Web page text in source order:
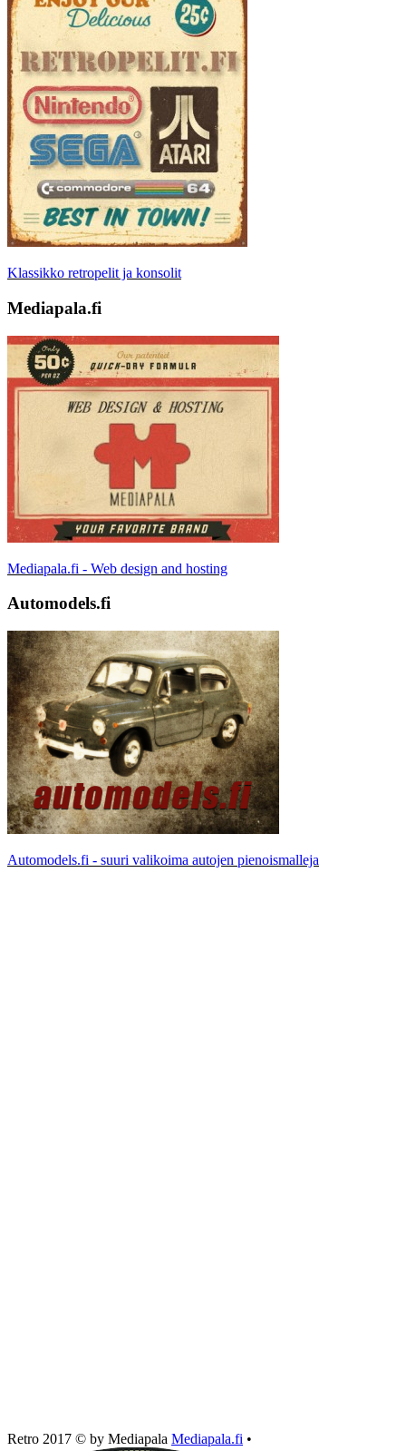
Klassikko retropelit ja konsolit
Mediapala.fi
Mediapala.fi - Web design and hosting
Automodels.fi
Automodels.fi - suuri valikoima autojen pienoismalleja
Retro 2017 © by Mediapala Mediapala.fi •